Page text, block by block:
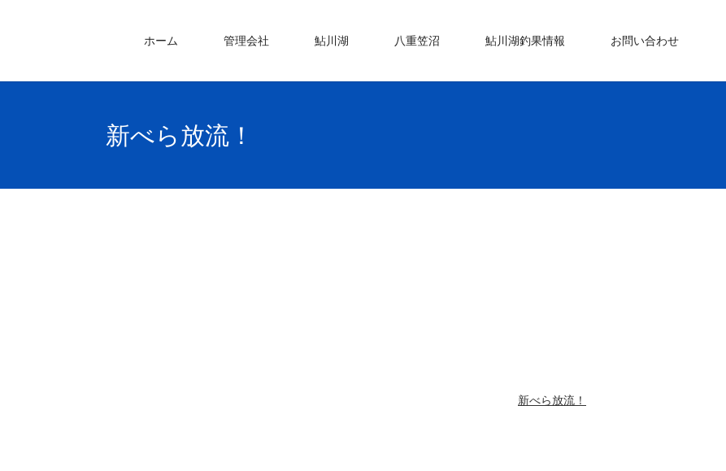
ホーム 管理会社 鮎川湖 八重笠沼 鮎川湖釣果情報 お問い合わせ
新べら放流！
新べら放流！